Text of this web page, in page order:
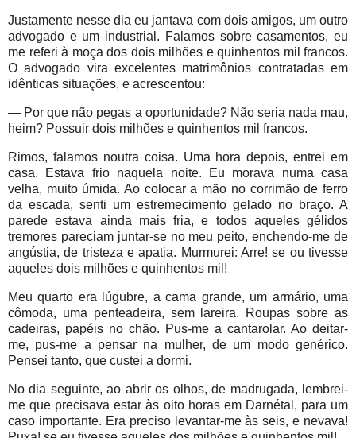
Justamente nesse dia eu jantava com dois amigos, um outro
advogado e um industrial. Falamos sobre casamentos, eu
me referi à moça dos dois milhões e quinhentos mil francos.
O advogado vira excelentes matrimônios contratadas em
idênticas situações, e acrescentou:
— Por que não pegas a oportunidade? Não seria nada mau,
heim? Possuir dois milhões e quinhentos mil francos.
Rimos, falamos noutra coisa. Uma hora depois, entrei em
casa. Estava frio naquela noite. Eu morava numa casa
velha, muito úmida. Ao colocar a mão no corrimão de ferro
da escada, senti um estremecimento gelado no braço. A
parede estava ainda mais fria, e todos aqueles gélidos
tremores pareciam juntar-se no meu peito, enchendo-me de
angústia, de tristeza e apatia. Murmurei: Arre! se ou tivesse
aqueles dois milhões e quinhentos mil!
Meu quarto era lúgubre, a cama grande, um armário, uma
cômoda, uma penteadeira, sem lareira. Roupas sobre as
cadeiras, papéis no chão. Pus-me a cantarolar. Ao deitar-
me, pus-me a pensar na mulher, de um modo genérico.
Pensei tanto, que custei a dormi.
No dia seguinte, ao abrir os olhos, de madrugada, lembrei-
me que precisava estar às oito horas em Darnétal, para um
caso importante. Era preciso levantar-me às seis, e nevava!